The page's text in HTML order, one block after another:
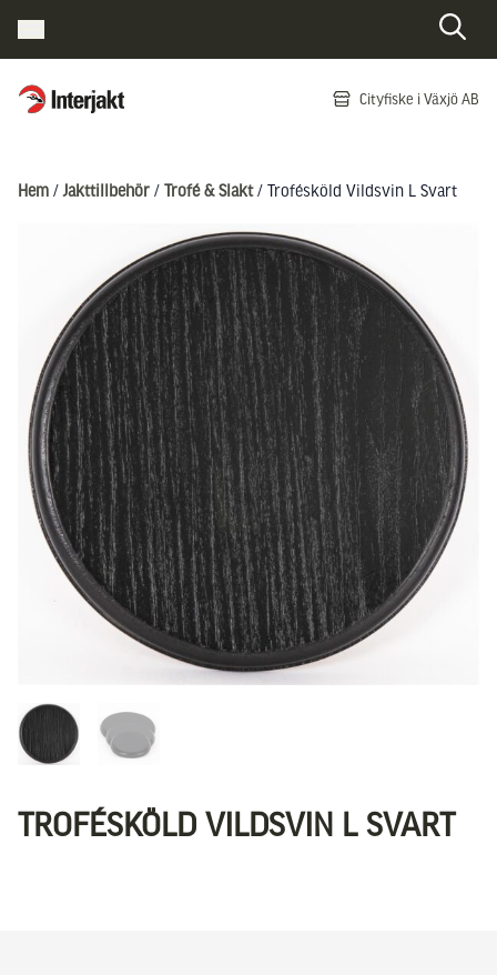
Interjakt SE Cityfiske i Växjö AB
Hem / Jakttillbehör / Trofé & Slakt/ Trofésköld Vildsvin L Svart
TROFÉSKÖLD VILDSVIN L SVART